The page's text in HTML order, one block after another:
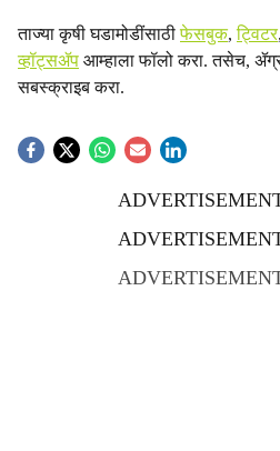
ताज्या कृषी घडामोडींसाठीफेसबुक,ट्विटर
व्हॉट्सॲप आम्हाला फॉलो करा. तसेच,
सबस्क्राइब करा.